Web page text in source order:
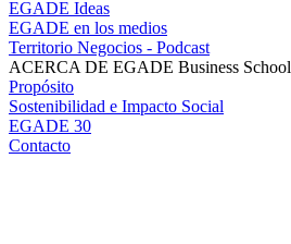
EGADE Ideas
EGADE en los medios
Territorio Negocios - Podcast
ACERCA DE EGADE Business School
Propósito
Sostenibilidad e Impacto Social
EGADE 30
Contacto